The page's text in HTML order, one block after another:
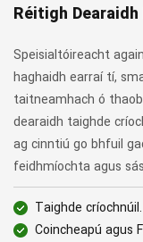
Réitigh
Speisialtóireacht
haghaidh earraí tí,
taitneamhach ó
dearaidh taighde
ag cinntiú go bhfuil
feidhmíochta agus
Taighde críochnúil.
Coincheapú agus